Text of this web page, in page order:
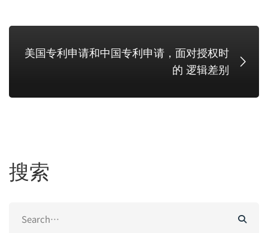
美国专利申请和中国专利申请，面对授权时
的 逻辑差别
搜索
for: